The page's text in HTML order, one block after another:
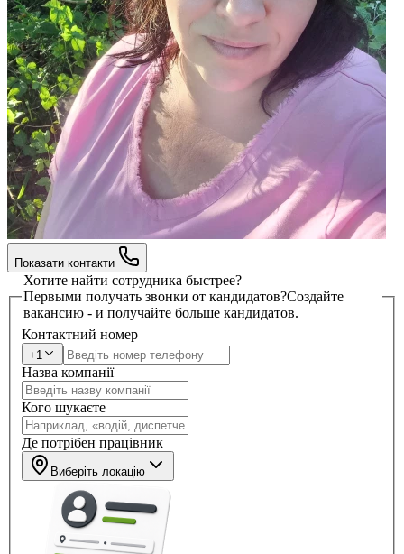
Показати контакти
Хотите найти сотрудника быстрее?
Первыми получать звонки от кандидатов?Создайте
вакансию - и получайте больше кандидатов.
Контактний номер
+1
Назва компанії
Кого шукаєте
Де потрібен працівник
Виберіть локацію